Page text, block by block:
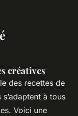
créatives
des recettes de
à tous
Voici une